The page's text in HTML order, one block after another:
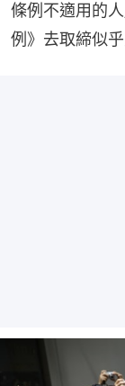
條例不適用的
例》去取締似